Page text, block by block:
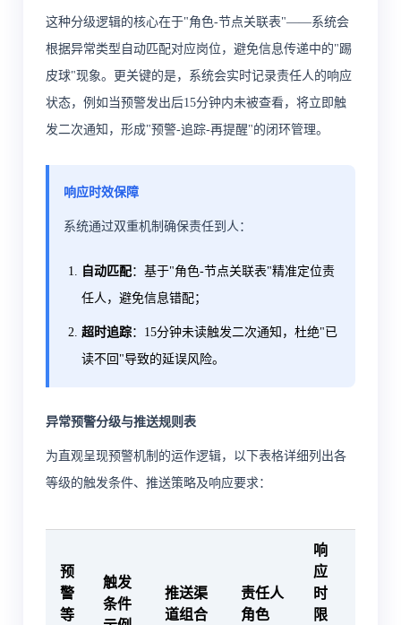
这种分级逻辑的核心在于"角色-节点关联表"——系统会
根据异常类型自动匹配对应岗位，避免信息传递中的"踢
皮球"现象。更关键的是，系统会实时记录责任人的响应
状态，例如当预警发出后15分钟内未被查看，将立即触
发二次通知，形成"预警-追踪-再提醒"的闭环管理。
响应时效保障
系统通过双重机制确保责任到人：
自动匹配：基于"角色-节点关联表"精准定位责
任人，避免信息错配；
超时追踪：15分钟未读触发二次通知，杜绝"已
读不回"导致的延误风险。
异常预警分级与推送规则表
为直观呈现预警机制的运作逻辑，以下表格详细列出各
等级的触发条件、推送策略及响应要求：
预
警
等
触发
条件
推送渠
道组合
责任人
角色
响
应
时
限